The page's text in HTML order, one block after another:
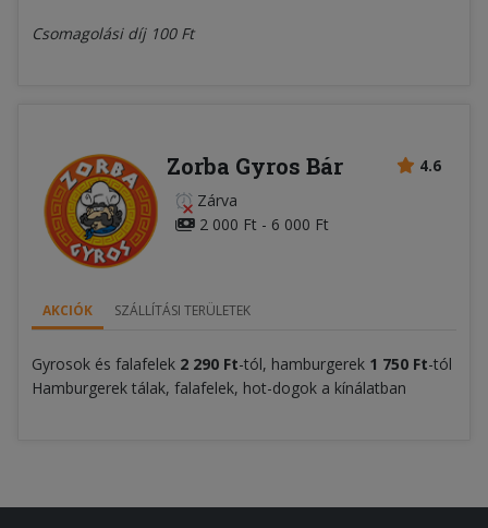
Csomagolási díj 100 Ft
4.6
Zorba Gyros Bár
Zárva
2 000 Ft - 6 000 Ft
AKCIÓK SZÁLLÍTÁSI TERÜLETEK
Gyrosok és falafelek 2 290 Ft-tól, hamburgerek 1 750 Ft-tól
Hamburgerek tálak, falafelek, hot-dogok a kínálatban